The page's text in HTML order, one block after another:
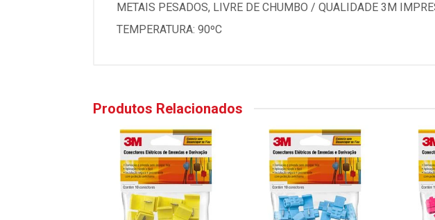
METAIS PESADOS, LIVRE DE CHUMBO / QUALIDADE 3M
TEMPERATURA: 90ºC
Produtos Relacionados